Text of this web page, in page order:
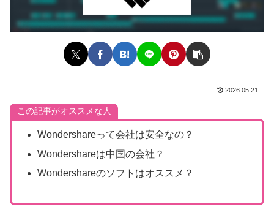
2026.05.21
この記事がオススメな人
Wondershareって会社は安全なの？
Wondershareは中国の会社？
Wondershareのソフトはオススメ？